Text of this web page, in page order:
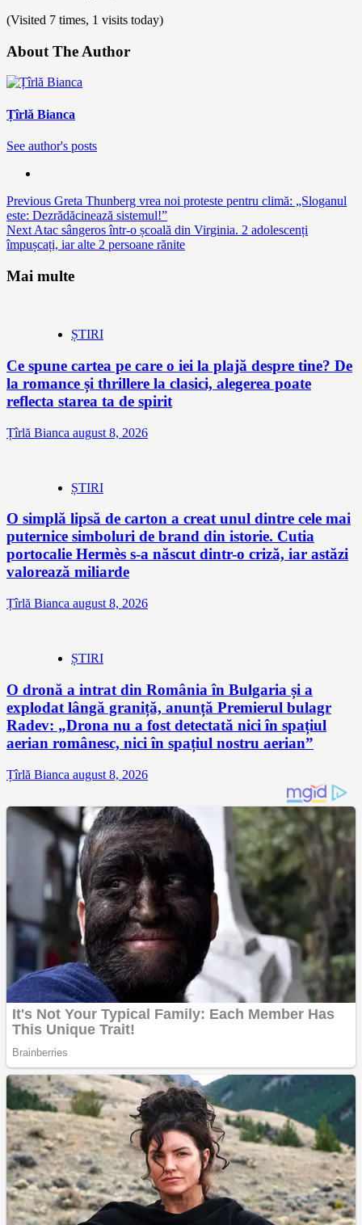
(Visited 7 times, 1 visits today)
About The Author
Țîrlă Bianca
See author's posts
Continue
Reading
Previous Greta Thunberg vrea noi proteste pentru climă: „Sloganul
este: Dezrădăcinează sistemul!”
Next Atac sângeros într-o școală din Virginia. 2 adolescenți
împușcați, iar alte 2 persoane rănite
Mai multe
ȘTIRI
Ce spune cartea pe care o iei la plajă despre tine? De
la romance și thrillere la clasici, alegerea poate
reflecta starea ta de spirit
Țîrlă Bianca august 8, 2026
ȘTIRI
O simplă lipsă de carton a creat unul dintre cele mai
puternice simboluri de brand din istorie. Cutia
portocalie Hermès s-a născut dintr-o criză, iar astăzi
valorează miliarde
Țîrlă Bianca august 8, 2026
ȘTIRI
O dronă a intrat din România în Bulgaria și a
explodat lângă graniță, anunță Premierul bulagr
Radev: „Drona nu a fost detectată nici în spațiul
aerian românesc, nici în spațiul nostru aerian”
Țîrlă Bianca august 8, 2026